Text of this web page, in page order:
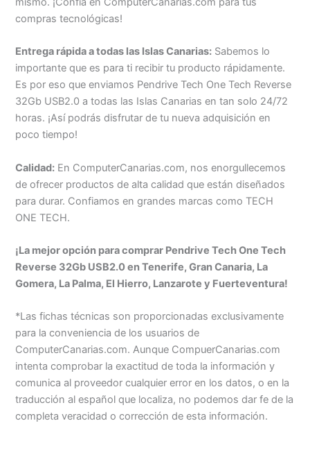
compras tecnológicas!
Entrega rápida a todas las Islas Canarias: Sabemos lo
importante que es para ti recibir tu producto rápidamente.
Es por eso que enviamos Pendrive Tech One Tech Reverse
32Gb USB2.0 a todas las Islas Canarias en tan solo 24/72
horas. ¡Así podrás disfrutar de tu nueva adquisición en
poco tiempo!
Calidad: En ComputerCanarias.com, nos enorgullecemos
de ofrecer productos de alta calidad que están diseñados
para durar. Confiamos en grandes marcas como TECH
ONE TECH.
¡La mejor opción para comprar Pendrive Tech One Tech
Reverse 32Gb USB2.0 en Tenerife, Gran Canaria, La
Gomera, La Palma, El Hierro, Lanzarote y Fuerteventura!
*Las fichas técnicas son proporcionadas exclusivamente
para la conveniencia de los usuarios de
ComputerCanarias.com. Aunque CompuerCanarias.com
intenta comprobar la exactitud de toda la información y
comunica al proveedor cualquier error en los datos, o en la
traducción al español que localiza, no podemos dar fe de la
completa veracidad o corrección de esta información.